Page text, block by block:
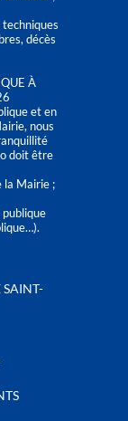
décès
À
et en
nous
doit être
la Mairie ;
SAINT-